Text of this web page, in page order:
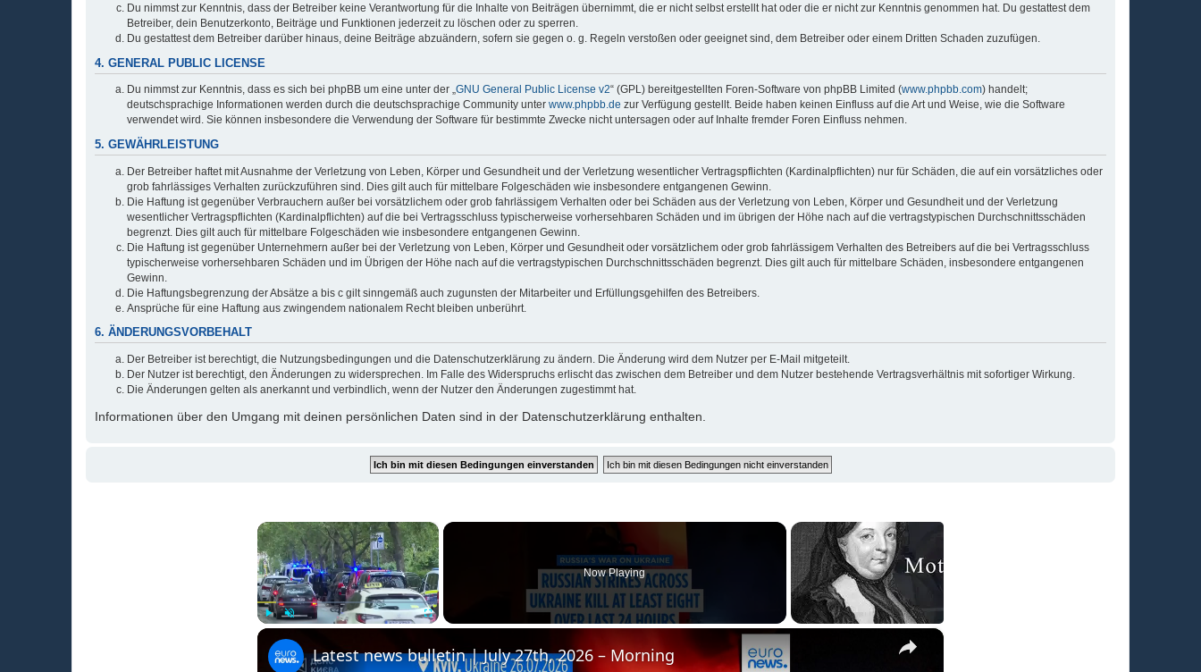
Du nimmst zur Kenntnis, dass der Betreiber keine Verantwortung für die Inhalte von Beiträgen übernimmt, die er nicht selbst erstellt hat oder die er nicht zur Kenntnis genommen hat. Du gestattest dem
Betreiber, dein Benutzerkonto, Beiträge und Funktionen jederzeit zu löschen oder zu sperren.
Du gestattest dem Betreiber darüber hinaus, deine Beiträge abzuändern, sofern sie gegen o. g. Regeln verstoßen oder geeignet sind, dem Betreiber oder einem Dritten Schaden zuzufügen.
4. GENERAL PUBLIC LICENSE
Du nimmst zur Kenntnis, dass es sich bei phpBB um eine unter der „GNU General Public License v2“ (GPL) bereitgestellten Foren-Software von phpBB Limited (www.phpbb.com) handelt;
deutschsprachige Informationen werden durch die deutschsprachige Community unter www.phpbb.de zur Verfügung gestellt. Beide haben keinen Einfluss auf die Art und Weise, wie die Software
verwendet wird. Sie können insbesondere die Verwendung der Software für bestimmte Zwecke nicht untersagen oder auf Inhalte fremder Foren Einfluss nehmen.
5. GEWÄHRLEISTUNG
Der Betreiber haftet mit Ausnahme der Verletzung von Leben, Körper und Gesundheit und der Verletzung wesentlicher Vertragspflichten (Kardinalpflichten) nur für Schäden, die auf ein vorsätzliches oder
grob fahrlässiges Verhalten zurückzuführen sind. Dies gilt auch für mittelbare Folgeschäden wie insbesondere entgangenen Gewinn.
Die Haftung ist gegenüber Verbrauchern außer bei vorsätzlichem oder grob fahrlässigem Verhalten oder bei Schäden aus der Verletzung von Leben, Körper und Gesundheit und der Verletzung
wesentlicher Vertragspflichten (Kardinalpflichten) auf die bei Vertragsschluss typischerweise vorhersehbaren Schäden und im übrigen der Höhe nach auf die vertragstypischen Durchschnittsschäden
begrenzt. Dies gilt auch für mittelbare Folgeschäden wie insbesondere entgangenen Gewinn.
Die Haftung ist gegenüber Unternehmern außer bei der Verletzung von Leben, Körper und Gesundheit oder vorsätzlichem oder grob fahrlässigem Verhalten des Betreibers auf die bei Vertragsschluss
typischerweise vorhersehbaren Schäden und im Übrigen der Höhe nach auf die vertragstypischen Durchschnittsschäden begrenzt. Dies gilt auch für mittelbare Schäden, insbesondere entgangenen
Gewinn.
Die Haftungsbegrenzung der Absätze a bis c gilt sinngemäß auch zugunsten der Mitarbeiter und Erfüllungsgehilfen des Betreibers.
Ansprüche für eine Haftung aus zwingendem nationalem Recht bleiben unberührt.
6. ÄNDERUNGSVORBEHALT
Der Betreiber ist berechtigt, die Nutzungsbedingungen und die Datenschutzerklärung zu ändern. Die Änderung wird dem Nutzer per E-Mail mitgeteilt.
Der Nutzer ist berechtigt, den Änderungen zu widersprechen. Im Falle des Widerspruchs erlischt das zwischen dem Betreiber und dem Nutzer bestehende Vertragsverhältnis mit sofortiger Wirkung.
Die Änderungen gelten als anerkannt und verbindlich, wenn der Nutzer den Änderungen zugestimmt hat.
Informationen über den Umgang mit deinen persönlichen Daten sind in der Datenschutzerklärung enthalten.
×
Now Playing
×
Latest news bulletin | July 27th, 2026 – Morning